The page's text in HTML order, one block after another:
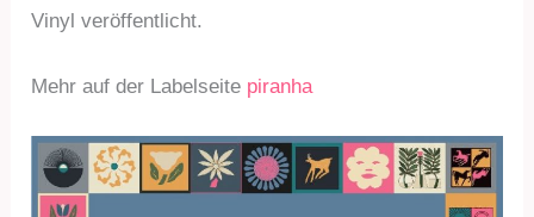
Vinyl veröffentlicht.
Mehr auf der Labelseite piranha